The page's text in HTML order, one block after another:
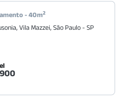
-40m2
, Vila Mazzei, São Paulo - SP